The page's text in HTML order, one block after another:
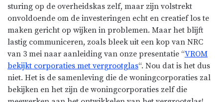
sturing op de overheidskas zelf, maar zijn volstrekt
onvoldoende om de investeringen echt en creatief los te
maken gericht op wijken in problemen. Maar het blijft
lastig communiceren, zoals bleek uit een kop van NRC
van 3 mei naar aanleiding van onze presentatie “VROM
bekijkt corporaties met vergrootglas“. Nou dat is het dus
niet. Het is de samenleving die de woningcorporaties zal
bekijken en het zijn de woningcorporaties zelf die